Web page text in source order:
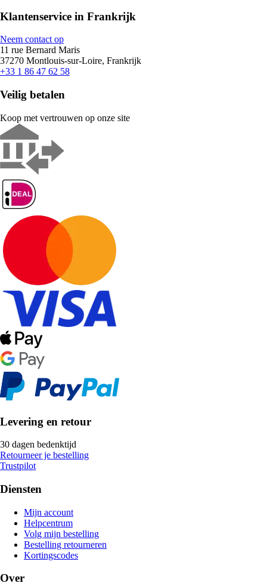
Klantenservice in Frankrijk
Neem contact op
11 rue Bernard Maris
37270 Montlouis-sur-Loire, Frankrijk
+33 1 86 47 62 58
Veilig betalen
Koop met vertrouwen op onze site
Levering en retour
30 dagen bedenktijd
Retourneer je bestelling
Trustpilot
Diensten
Mijn account
Helpcentrum
Volg mijn bestelling
Bestelling retourneren
Kortingscodes
Over